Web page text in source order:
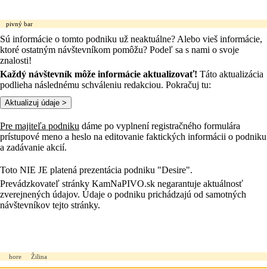
pivný bar
Sú informácie o tomto podniku už neaktuálne? Alebo vieš informácie,
ktoré ostatným návštevníkom pomôžu? Podeľ sa s nami o svoje
znalosti!
Každý návštevník môže informácie aktualizovať! Táto aktualizácia
podlieha následnému schváleniu redakciou. Pokračuj tu:
Pre majiteľa podniku dáme po vyplnení registračného formulára
prístupové meno a heslo na editovanie faktických informácii o podniku
a zadávanie akcií.
Toto NIE JE platená prezentácia podniku "Desire".
Prevádzkovateľ stránky KamNaPIVO.sk negarantuje aktuálnosť
zverejnených údajov. Údaje o podniku prichádzajú od samotných
návštevníkov tejto stránky.
hore Žilina